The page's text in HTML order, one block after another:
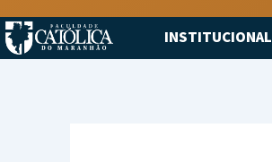
para
o
conteúdo
INSTITUCIONAL